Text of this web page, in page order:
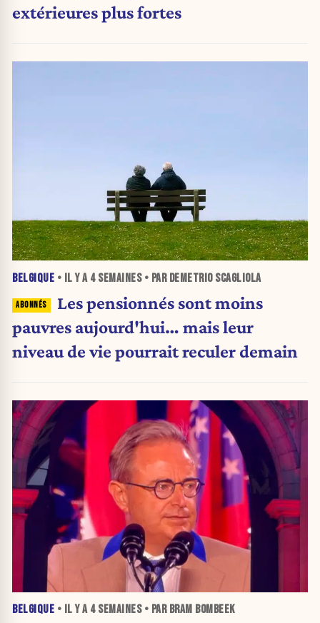
extérieures plus fortes
BELGIQUE • IL Y A 4 SEMAINES• PAR DEMETRIO SCAGLIOLA
Les pensionnés sont moins
pauvres aujourd'hui… mais leur
niveau de vie pourrait reculer demain
BELGIQUE • IL Y A 4 SEMAINES• PAR BRAM BOMBEEK